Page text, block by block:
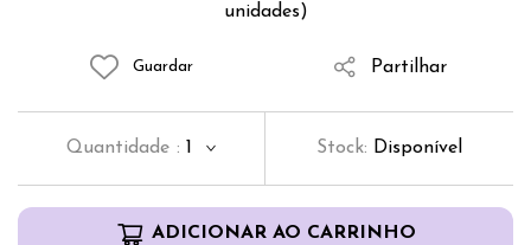
unidades)
Guardar Partilhar
Quantidade : 1 Stock: Disponível
ADICIONAR AO CARRINHO